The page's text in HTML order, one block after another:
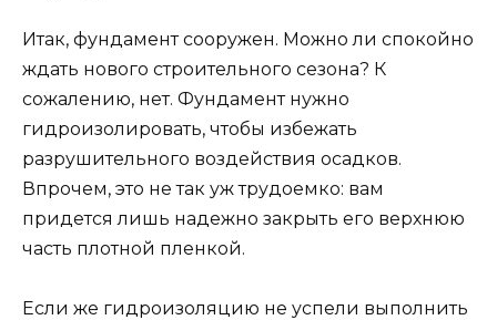
Итак, фундамент сооружен. Можно ли спокойно
ждать нового строительного сезона? К
сожалению, нет. Фундамент нужно
гидроизолировать, чтобы избежать
разрушительного воздействия осадков.
Впрочем, это не так уж трудоемко: вам
придется лишь надежно закрыть его верхнюю
часть плотной пленкой.
Если же гидроизоляцию не успели выполнить